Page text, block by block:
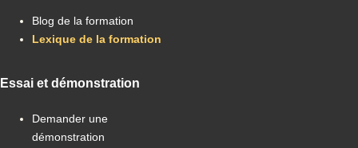
Blog de la formation
Lexique de la formation
Essai et démonstration
Demander une
démonstration